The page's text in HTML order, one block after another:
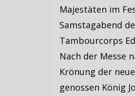
Majestäten im
Samstagabend
Tambourcorps
Nach der Messe
Krönung der
genossen König